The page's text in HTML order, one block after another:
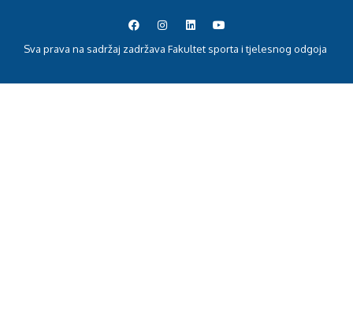
Sva prava na sadržaj zadržava Fakultet sporta i tjelesnog odgoja